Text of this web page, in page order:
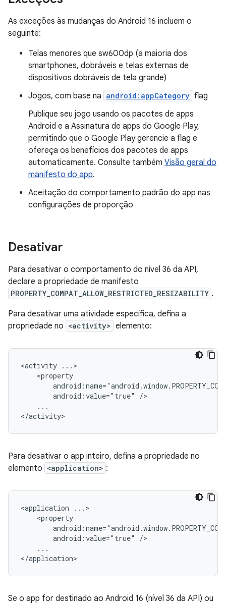
As exceções às mudanças do Android 16 incluem o
seguinte:
Telas menores que sw600dp (a maioria dos
smartphones, dobráveis e telas externas de
dispositivos dobráveis de tela grande)
Jogos, com base na android:appCategory flag
Publique seu jogo usando os pacotes de apps
Android e a Assinatura de apps do Google Play,
permitindo que o Google Play gerencie a flag e
ofereça os benefícios dos pacotes de apps
automaticamente. Consulte também Visão geral do
manifesto do app.
Aceitação do comportamento padrão do app nas
configurações de proporção
Desativar
Para desativar o comportamento do nível 36 da API,
declare a propriedade de manifesto
PROPERTY_COMPAT_ALLOW_RESTRICTED_RESIZABILITY .
Para desativar uma atividade específica, defina a
propriedade no <activity> elemento:
<activity
android:value="true"
...
Para desativar o app inteiro, defina a propriedade no
elemento <application> :
<application
android:value="true"
...
Se o app for destinado ao Android 16 (nível 36 da API) ou